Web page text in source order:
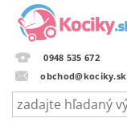
0948 535 672
obchod@kociky.sk